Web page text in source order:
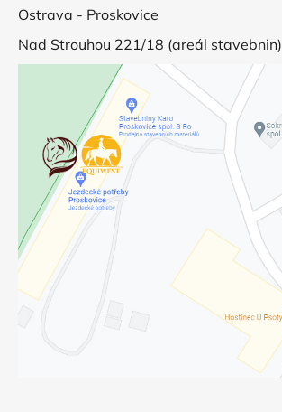
Ostrava - Proskovice
Nad Strouhou 221/18 (areál stavebnin)